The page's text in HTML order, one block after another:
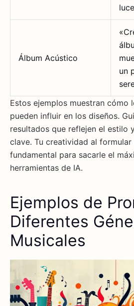
Álbum Acústico
un
Estos ejemplos muestran cómo
pueden influir en los diseños.
resultados que reflejen el estilo
clave. Tu creatividad al
fundamental para sacarle el
herramientas de IA.
Ejemplos de
Diferentes
Musicales